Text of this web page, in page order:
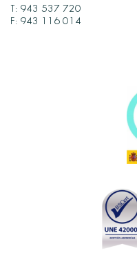
T: 943 537 720
F: 943 116 014